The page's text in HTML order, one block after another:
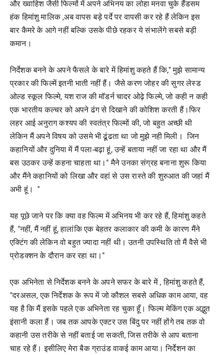
और ख्वाहिश जैसी फिल्मों में अपने अभिनय का लोहा मनवा चुके हैंडसम
हंक हिमांशु मालिक ,अब वापस बड़े पर्दे पर वापसी कर रहे हैं लेकिन इस
बार कैमरे के आगे नहीं बल्कि उसके पीछे रहकर ये संभालेंगे सबसे बड़ी
कमान।
निर्देशक बनने के अपने फैसले के बारे में हिमांशु कहते हैं कि," मुझे सामान्य
प्रकार की फिल्में इतनी भाती नहीं हैं। जैसे करण जोहर की सुगर लेस्ड
ओल्ड स्कूल फिल्मे, यश राज की मॉडर्न चादर ओढ़े फिल्मे, जो कही न कही
एक भारतीय कल्चर को अपने ढंग से दिखाने की कोशिश करती हैं।फिर
लहर आई अनुराग कश्यप की स्वतंत्र फिल्मों की, जो बहुत अच्छी थी
लेकिन मैं अपने विषय को उसमे भी ढूंढता था जो मुझे नही मिली। जिन
कहानियों और दुनिया में मैं पला-बढ़ा हूं, उन्हें बताया नहीं जा रहा था और मैं
बस उठकर उन्हें कहना चाहता था।" मैने उनका संग्रह बनाना शुरू किया
और मैंने कहानियों को लिखा और वहां से उस रास्ते की शुरुआत की जहां मैं
अभी हूं। "
यह पूछे जाने पर कि क्या वह फिल्म में अभिनय भी कर रहे हैं, हिमांशु कहते
हैं, "नहीं, मैं नहीं हूं, हालांकि एक बेहतर कलाकार की कमी के कारण मैंने
एक्टिंग की लेकिन वो बहुत ज्यादा नहीं थी। उतनी उपस्थिति तो मैं वैसे भी
प्रोडक्शन के दौरान कर रहा था।"
एक अभिनेता से निर्देशक बनने के अपने सफर के बारे में , हिमांशु कहते हैं,
"दरअसल, एक निर्देशक के रूप में जो कौशल सबसे अधिक काम आया, वह
यह है कि मैं इसके पहले एक अभिनेता रह चुका हूँ। फिल्म मेकिंग एक अद्भुत
इंसानी कला हैं। जब तक आपके एक्टर उस बिंदु पर नहीं होंगे तब तक वो
कहानी उस तरीके से नहीं बताई जा सकती, जिस तरीके से आप बताना
चाह रहे हैं। इसीलिए मेरा बैक ग्राउंड वाकई काम आया। निर्देशन का